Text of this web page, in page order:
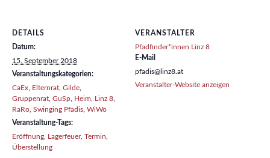
DETAILS
Datum:
15. September 2018
Veranstaltungskategorien:
CaEx Elternrat Gilde
Gruppenrat GuSp Heim Linz 8
RaRo Swinging Pfadis WiWö
Veranstaltung-Tags:
Eröffnung Lagerfeuer, Termin
Überstellung
VERANSTALTER
Pfadfinder*innen Linz 8
E-Mail
pfadis@linz8.at
Veranstalter-Website anzeigen